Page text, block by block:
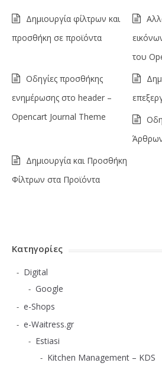
Δημιουργία φίλτρων και
προσθήκη σε προϊόντα
του
Οδηγίες προσθήκης
ενημέρωσης στο header –
Opencart Journal Theme
Δημιουργία και Προσθήκη
Φίλτρων στα Προϊόντα
Κατηγορίες
Digital
Google
e-Shops
e-Waitress.gr
Estiasi
Kitchen Management – KDS